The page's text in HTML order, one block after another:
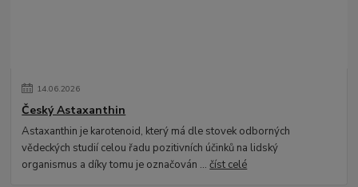
14.06.2026
Český Astaxanthin
Astaxanthin je karotenoid, který má dle stovek odborných
vědeckých studií celou řadu pozitivních účinků na lidský
organismus a díky tomu je označován ...číst celé